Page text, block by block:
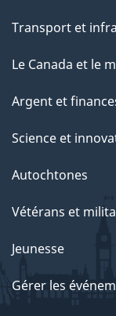
Transport et
Le Canada et le
Argent et
Science et
Autochtones
Vétérans et
Jeunesse
Gérer les